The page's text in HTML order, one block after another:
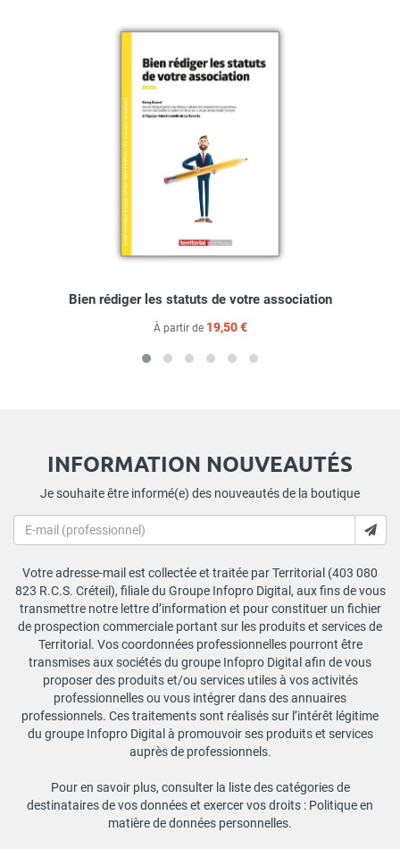
Bien rédiger les statuts de votre association
À partir de 19,50 €
INFORMATION NOUVEAUTÉS
Je souhaite être informé(e) des nouveautés de la boutique
Votre adresse-mail est collectée et traitée par Territorial (403 080
823 R.C.S. Créteil), filiale du Groupe Infopro Digital, aux fins de vous
transmettre notre lettre d’information et pour constituer un fichier
de prospection commerciale portant sur les produits et services de
Territorial. Vos coordonnées professionnelles pourront être
transmises aux sociétés du groupe Infopro Digital afin de vous
proposer des produits et/ou services utiles à vos activités
professionnelles ou vous intégrer dans des annuaires
professionnels. Ces traitements sont réalisés sur l’intérêt légitime
du groupe Infopro Digital à promouvoir ses produits et services
auprès de professionnels.
Pour en savoir plus, consulter la liste des catégories de
destinataires de vos données et exercer vos droits : Politique en
matière de données personnelles.